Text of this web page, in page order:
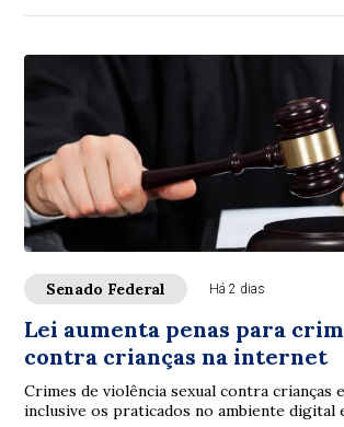
Senado Federal Há 2 dias
Lei aumenta penas para
contra crianças na internet
Crimes de violência sexual contra crianças
inclusive os praticados no ambiente digital